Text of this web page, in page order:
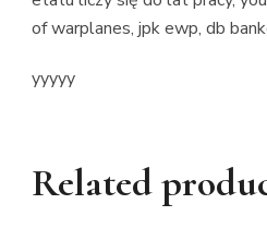
of warplanes, jpk ewp, db
yyyyy
Related